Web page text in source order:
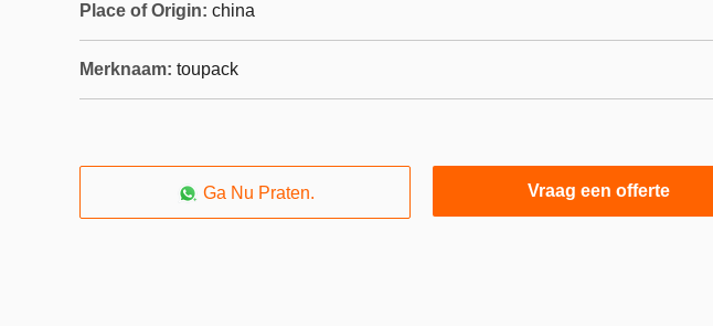
Place of Origin: china
Merknaam: toupack
Ga Nu Praten. Vraag een offerte